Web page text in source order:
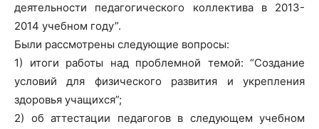
деятельности педагогического коллектива в 2013-
2014 учебном году”.
Были рассмотрены следующие вопросы:
1) итоги работы над проблемной темой: “Создание
условий для физического развития и укрепления
здоровья учащихся”;
2) об аттестации педагогов в следующем учебном